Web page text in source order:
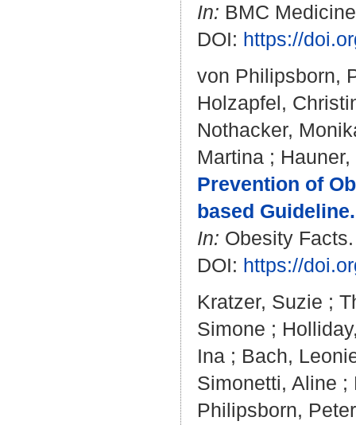
In: BMC
DOI: https://
von Philipsborn,
Holzapfel,
Nothacker,
Martina ;
Prevention of
based Guideline.
In: Obesity
DOI: https://
Kratzer, Suzie ;
Simone ;
Ina ; Bach,
Simonetti, Aline ;
Philipsborn, Peter